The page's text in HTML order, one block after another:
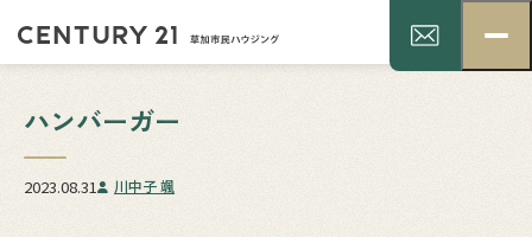
ハンバーガー
2023.08.31 川中子 颯